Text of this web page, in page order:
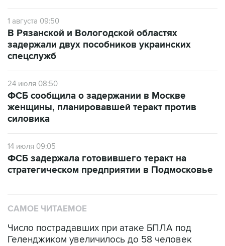
1 августа 09:50
В Рязанской и Вологодской областях
задержали двух пособников украинских
спецслужб
24 июля 08:50
ФСБ сообщила о задержании в Москве
женщины, планировавшей теракт против
силовика
14 июля 09:05
ФСБ задержала готовившего теракт на
стратегическом предприятии в Подмосковье
САМОЕ ЧИТАЕМОЕ
Число пострадавших при атаке БПЛА под
Геленджиком увеличилось до 58 человек